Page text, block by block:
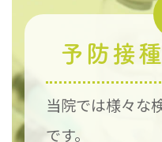
予防接
当院では様々な
です。